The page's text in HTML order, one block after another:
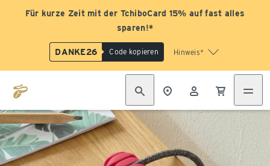
Für kurze Zeit mit der TchiboCard 15% auf fast alles
sparen!*
DANKE26 Code kopieren Hinweis*